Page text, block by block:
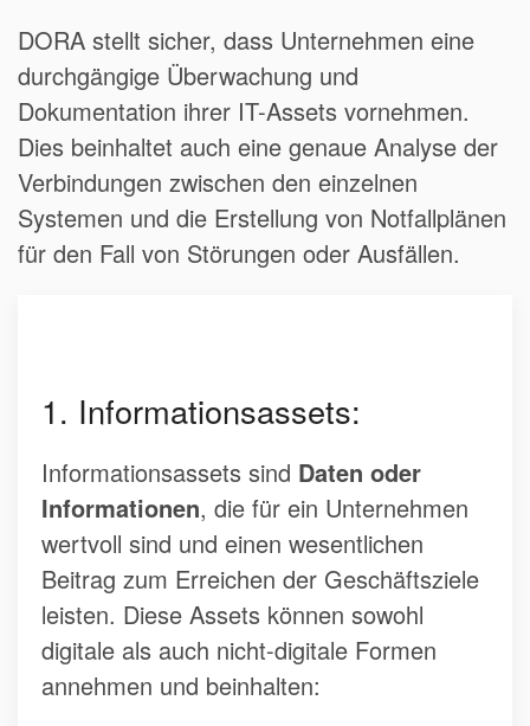
DORA stellt sicher, dass Unternehmen eine
durchgängige Überwachung und
Dokumentation ihrer IT-Assets vornehmen.
Dies beinhaltet auch eine genaue Analyse der
Verbindungen zwischen den einzelnen
Systemen und die Erstellung von Notfallplänen
für den Fall von Störungen oder Ausfällen.
1. Informationsassets:
Informationsassets sind Daten oder
Informationen, die für ein Unternehmen
wertvoll sind und einen wesentlichen
Beitrag zum Erreichen der Geschäftsziele
leisten. Diese Assets können sowohl
digitale als auch nicht-digitale Formen
annehmen und beinhalten: